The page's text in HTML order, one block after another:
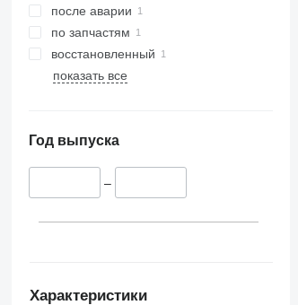
после аварии
по запчастям
восстановленный
показать все
Год выпуска
–
Характеристики